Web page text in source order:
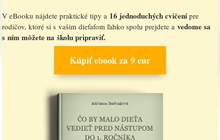
V eBooku nájdete praktické tipy a 16 jednoduchých cvičenípre
rodičov, ktoré si s vašim dieťaťom ľahko spolu prejdete avedome sa
s ním môžete na školu pripraviť.
Kúpiť ebook za 9 eur